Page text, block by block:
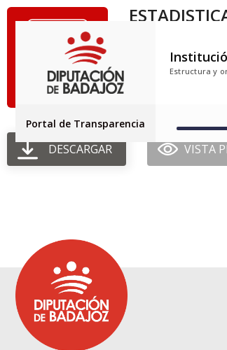
Estructura y
Portal de Transparencia
Creado: 23-02-2026
Actualizado: 23-02-
DESCARGAR VISTA